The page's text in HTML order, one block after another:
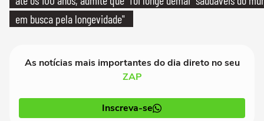
em busca pela longevidade"
As notícias mais importantes do dia direto no seu
ZAP
Inscreva-se